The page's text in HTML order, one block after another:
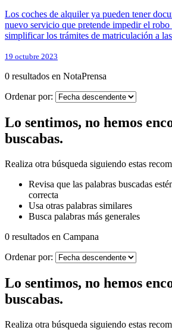
Los coches de alquiler ya pueden tener
nuevo servicio que pretende impedir el
simplificar los trámites de matriculación a las
19 octubre 2023
0 resultados en NotaPrensa
Ordenar por:
Lo sentimos, no hemos
buscabas.
Realiza otra búsqueda siguiendo estas
Revisa que las palabras buscadas
correcta
Usa otras palabras similares
Busca palabras más generales
0 resultados en Campana
Ordenar por:
Lo sentimos, no hemos
buscabas.
Realiza otra búsqueda siguiendo estas